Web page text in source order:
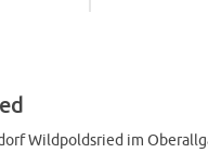
Wildpoldsried im